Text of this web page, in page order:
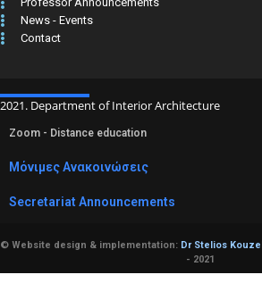
News - Events
Contact
2021. Department of Interior Architecture
Zoom - Distance education
Μόνιμες Ανακοινώσεις
Secretariat Announcements
© Website design & implementation: Dr Stelios
- 2021